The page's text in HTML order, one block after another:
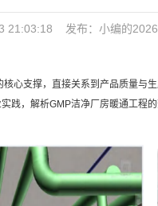
21:03:18 发布： 小编的2026
心支撑，直接关系到产品质量与
践，解析GMP洁净厂房暖通工程